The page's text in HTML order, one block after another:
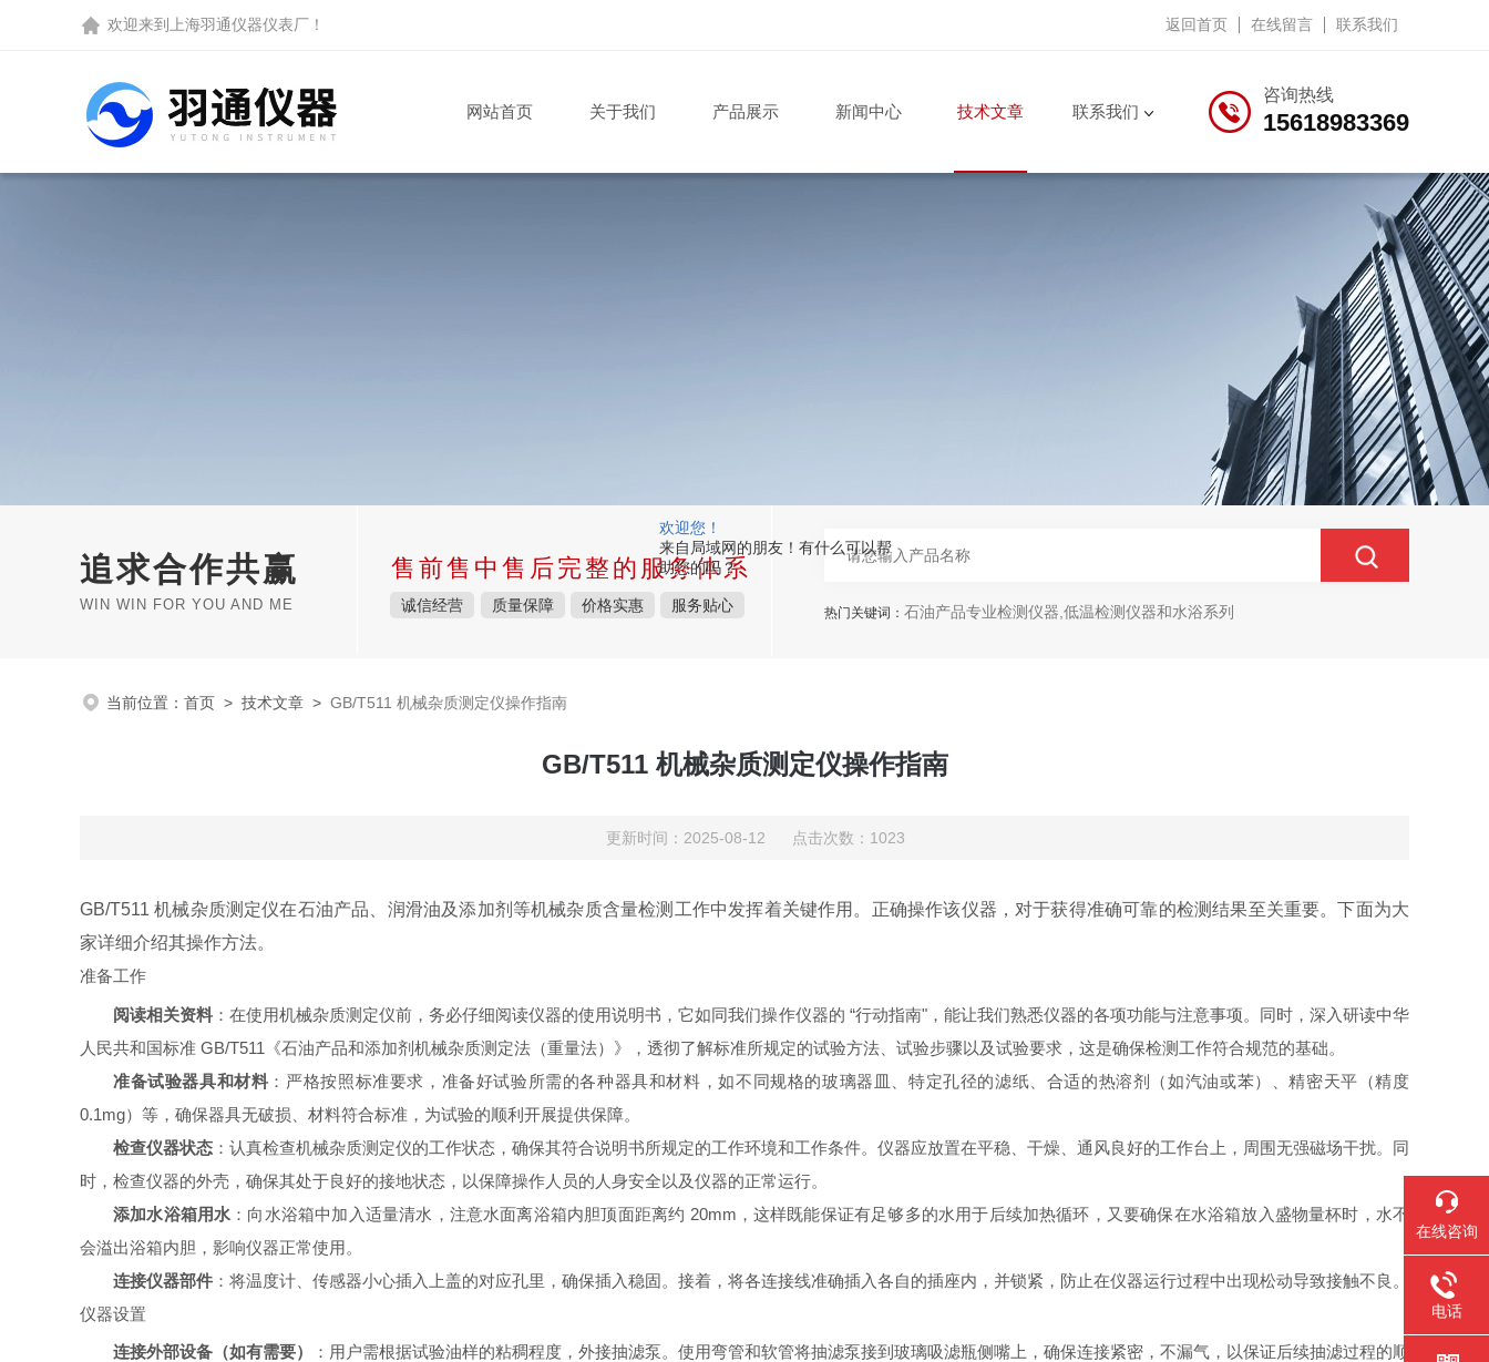
欢迎您！
来自局域网的朋友！有什么可以帮
助您的吗？
欢迎来到 上海羽通仪器仪表厂 ！ 返回首页 在线留言 联系我们
咨询热线
15618983369
网站首页 关于我们 产品展示 新闻中心 技术文章 联系我们
追求合作共赢
WIN WIN FOR YOU AND ME
售前售中售后完整的服务体系
诚信经营 质量保障 价格实惠 服务贴心 热门关键词： 石油产品专业检测仪器,低温检测仪器和水浴系列
当前位置： 首页 > 技术文章 > GB/T511 机械杂质测定仪操作指南
GB/T511 机械杂质测定仪操作指南
更新时间：2025-08-12 点击次数：1023
GB/T511 机械杂质测定仪在石油产品、润滑油及添加剂等机械杂质含量检测工作中发挥着关键作用。正确操作该仪器，对于获得准确可靠的检测结果至关重要。下面为大
家详细介绍其操作方法。
准备工作
阅读相关资料 ：在使用机械杂质测定仪前，务必仔细阅读仪器的使用说明书，它如同我们操作仪器的 “行动指南"，能让我们熟悉仪器的各项功能与注意事项。同时，深入研读中华
人民共和国标准 GB/T511《石油产品和添加剂机械杂质测定法（重量法）》，透彻了解标准所规定的试验方法、试验步骤以及试验要求，这是确保检测工作符合规范的基础。
准备试验器具和材料 ：严格按照标准要求，准备好试验所需的各种器具和材料，如不同规格的玻璃器皿、特定孔径的滤纸、合适的热溶剂（如汽油或苯）、精密天平（精度
0.1mg）等，确保器具无破损、材料符合标准，为试验的顺利开展提供保障。
检查仪器状态 ：认真检查机械杂质测定仪的工作状态，确保其符合说明书所规定的工作环境和工作条件。仪器应放置在平稳、干燥、通风良好的工作台上，周围无强磁场干扰。同
时，检查仪器的外壳，确保其处于良好的接地状态，以保障操作人员的人身安全以及仪器的正常运行。
添加水浴箱用水 ：向水浴箱中加入适量清水，注意水面离浴箱内胆顶面距离约 20mm，这样既能保证有足够多的水用于后续加热循环，又要确保在水浴箱放入盛物量杯时，水不
会溢出浴箱内胆，影响仪器正常使用。
连接仪器部件 ：将温度计、传感器小心插入上盖的对应孔里，确保插入稳固。接着，将各连接线准确插入各自的插座内，并锁紧，防止在仪器运行过程中出现松动导致接触不良。
仪器设置
连接外部设备（如有需要）
：用户需根据试验油样的粘稠程度，外接抽滤泵。使用弯管和软管将抽滤泵接到玻璃吸滤瓶侧嘴上，确保连接紧密，不漏气，以保证后续抽滤过程的顺
在线咨询
电话